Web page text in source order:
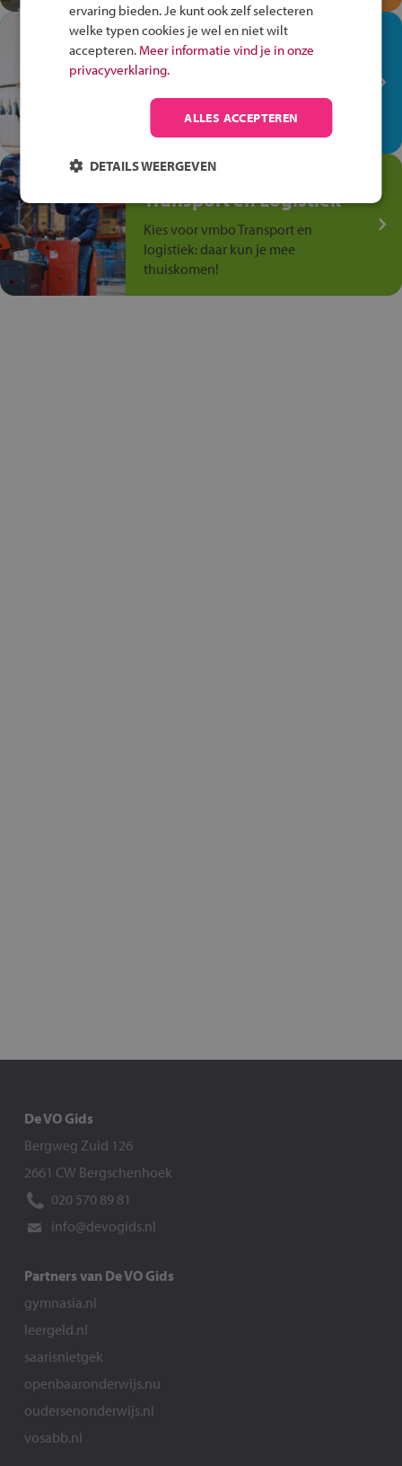
In de winkel ben je op je
plek!
op de winkelvloer, waar elke dag
anders is!
Jouw talent in de
Transport en Logistiek
Kies voor vmbo Transport en
logistiek: daar kun je mee
thuiskomen!
De VO Gids
Bergweg Zuid 126
2661 CW Bergschenhoek
020 570 89 81
info@devogids.nl
Partners van De VO Gids
gymnasia.nl
leergeld.nl
saarisnietgek
openbaaronderwijs.nu
oudersenonderwijs.nl
vosabb.nl
ervaring bieden. Je kunt ook zelf selecteren
welke typen cookies je wel en niet wilt
accepteren. Meer informatie vind je in onze
privacyverklaring.
ALLES ACCEPTEREN
DETAILS WEERGEVEN